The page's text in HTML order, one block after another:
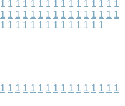
1 1 1 1 1 1 1 1 1 1 1 1 1 1 1 1
1 1 1 1 1 1 1 1 1 1 1 1 1 1 1 1
1 1 1 1 1 1 1 1 1 1 1 1 1 1
1 1 1 1 1 1 1 1 1 1 1 1 1 1 1 1